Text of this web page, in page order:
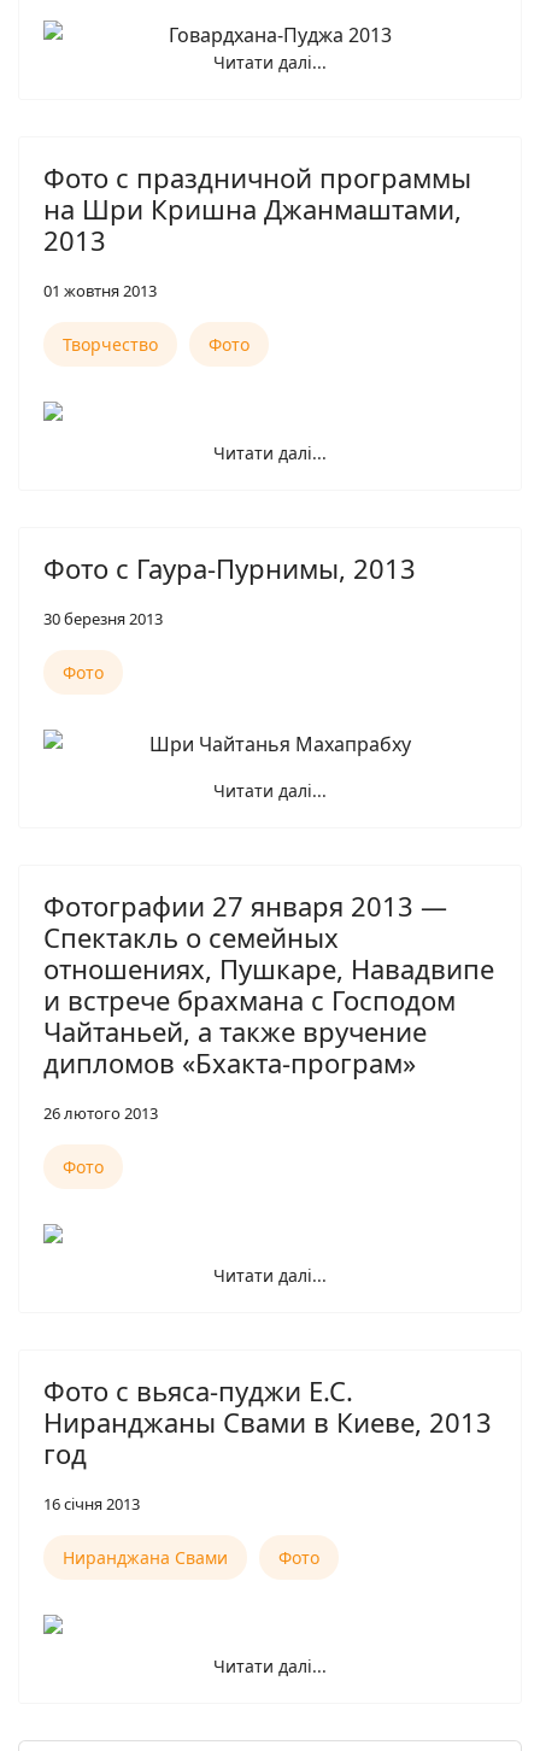
Читати далі...
Фото с праздничной программы
на Шри Кришна Джанмаштами,
2013
01 жовтня 2013
Творчество Фото
Читати далі...
Фото с Гаура-Пурнимы, 2013
30 березня 2013
Фото
Читати далі...
Фотографии 27 января 2013 —
Спектакль о семейных
отношениях, Пушкаре, Навадвипе
и встрече брахмана с Господом
Чайтаньей, а также вручение
дипломов «Бхакта-програм»
26 лютого 2013
Фото
Читати далі...
Фото с вьяса-пуджи Е.С.
Ниранджаны Свами в Киеве, 2013
год
16 січня 2013
Ниранджана Свами Фото
Читати далі...